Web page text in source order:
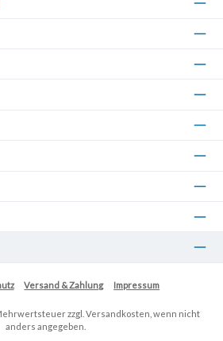
Versand & Zahlung Impressum
zzgl. Versandkosten , wenn nicht
anders angegeben.